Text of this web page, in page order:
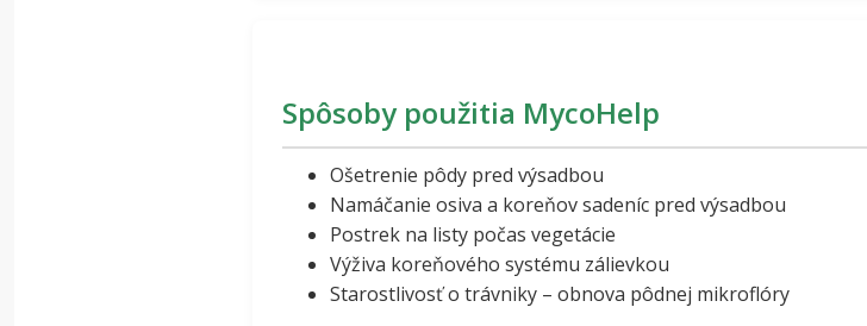
Spôsoby použitia MycoHelp
Ošetrenie pôdy pred výsadbou
Namáčanie osiva a koreňov sadeníc pred výsadbou
Postrek na listy počas vegetácie
Výživa koreňového systému zálievkou
Starostlivosť o trávniky – obnova pôdnej mikroflóry